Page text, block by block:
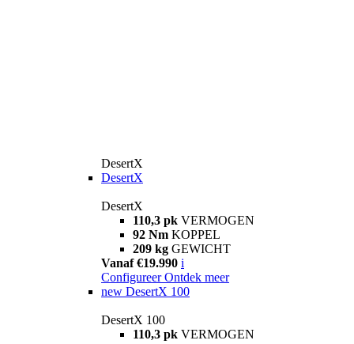
DesertX
DesertX
DesertX
110,3 pk VERMOGEN
92 Nm KOPPEL
209 kg GEWICHT
Vanaf €19.990 i
Configureer Ontdek meer
new DesertX 100
DesertX 100
110,3 pk VERMOGEN